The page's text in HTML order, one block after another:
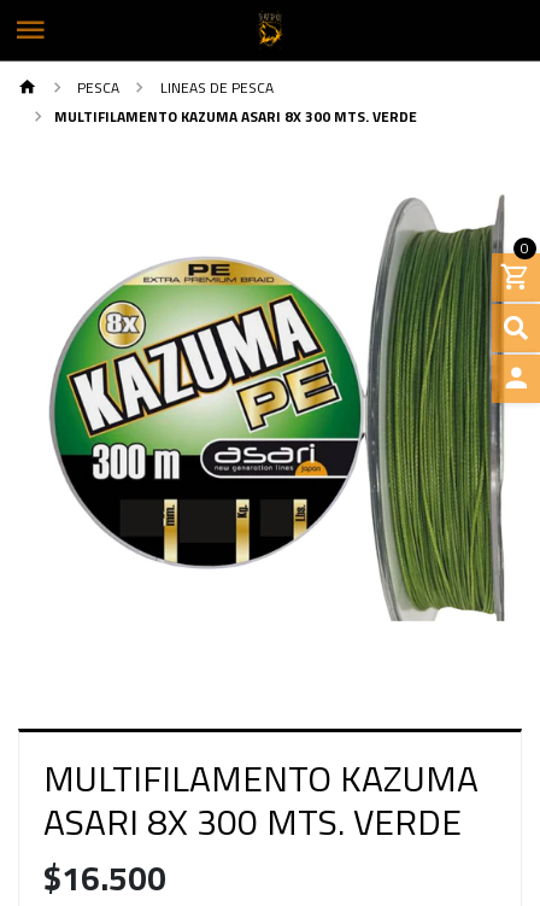
0
PESCA
LINEAS DE PESCA
MULTIFILAMENTO KAZUMA ASARI 8X 300 MTS. VERDE
MULTIFILAMENTO KAZUMA
ASARI 8X 300 MTS. VERDE
$16.500